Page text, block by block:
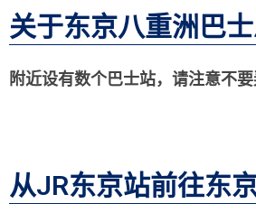
关于东京八重洲巴
附近设有数个巴士站，请注意不
从JR东京站前往东